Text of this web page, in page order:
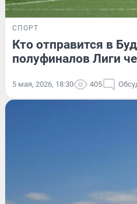
СПОРТ
Кто отправится в
полуфиналов Лиги
5 мая, 2026, 18:30 405